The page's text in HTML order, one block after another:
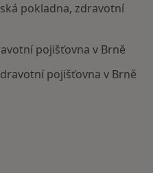
pokladna, zdravotní
pojišťovna v Brně
pojišťovna v Brně